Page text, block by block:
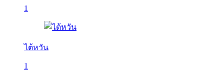
1
ไต้หวัน
1